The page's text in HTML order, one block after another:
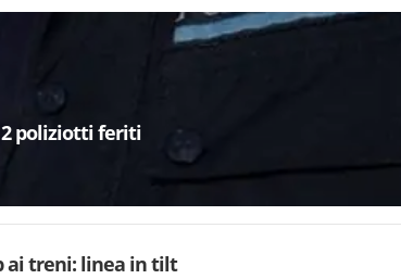
2 poliziotti feriti
ai treni: linea in tilt